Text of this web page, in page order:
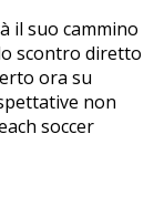
il suo cammino
scontro diretto
ora su
non
soccer